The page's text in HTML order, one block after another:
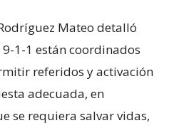
Mateo detalló
1-1 están coordinados
referidos y activación
adecuada, en
se requiera salvar vidas,